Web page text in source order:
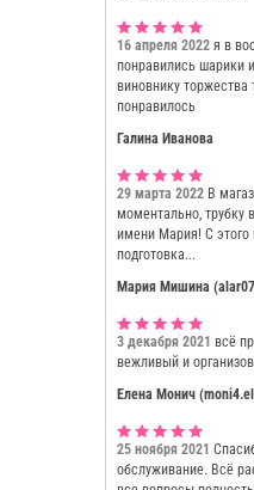
16 апреля 2022 я в
понравились шарики
виновнику
понравилось
Галина Иванова
29 марта 2022 В
моментально, трубку
имени Мария! С
подготовка...
Мария Мишина
3 декабря 2021 всё
вежливый и
Елена Монич
25 ноября 2021
обслуживание. Всё